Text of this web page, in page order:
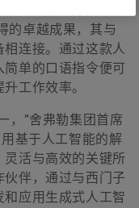
的卓越成果，其与
连接。通过这款人
单的口语指令便可
工作效率。
，”舍弗勒集团首席
基于人工智能的解
活与高效的关键所
伴，通过与西门子
应用生成式人工智